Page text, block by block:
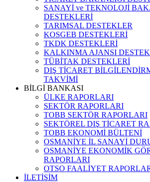
SANAYİ ve TEKNOLOJİ
DESTEKLERİ
TARIMSAL DESTEKLER
KOSGEB DESTEKLERİ
TKDK DESTEKLERİ
KALKINMA AJANSI
TÜBİTAK DESTEKLERİ
DIŞ TİCARET
TAKVİMİ
BİLGİ BANKASI
ÜLKE RAPORLARI
SEKTÖR RAPORLARI
TOBB SEKTÖR RAPORLARI
SEKTÖREL DIŞ TİCARET
TOBB EKONOMİ BÜLTENİ
OSMANİYE İL SANAYİ
OSMANİYE EKONOMİK
RAPORLARI
OTSO FAALİYET
İLETİŞİM